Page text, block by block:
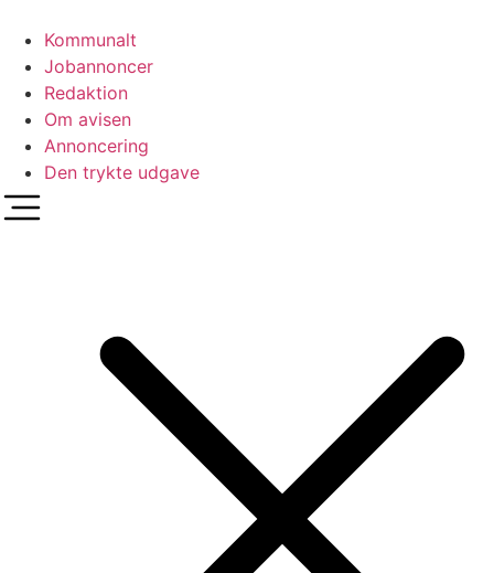
indhold
Kommunalt
Jobannoncer
Redaktion
Om avisen
Annoncering
Den trykte udgave